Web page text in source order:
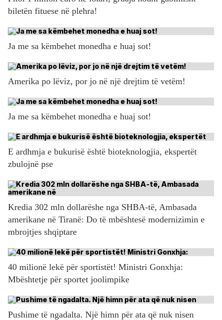
biletën fituese në plehra!
Ja me sa këmbehet monedha e huaj sot!
Amerika po lëviz, por jo në një drejtim të vetëm!
Ja me sa këmbehet monedha e huaj sot!
E ardhmja e bukurisë është bioteknologjia, ekspertët
zbulojnë pse
Kredia 302 mln dollarëshe nga SHBA-të, Ambasada
amerikane në Tiranë: Do të mbështesë modernizimin e
mbrojtjes shqiptare
40 milionë lekë për sportistët! Ministri Gonxhja:
Mbështetje për sportet joolimpike
Pushime të ngadalta. Një himn për ata që nuk nisen